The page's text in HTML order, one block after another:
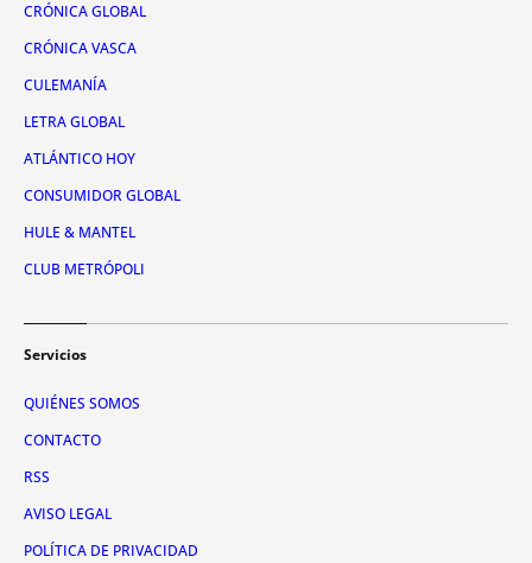
CRÓNICA GLOBAL
CRÓNICA VASCA
CULEMANÍA
LETRA GLOBAL
ATLÁNTICO HOY
CONSUMIDOR GLOBAL
HULE & MANTEL
CLUB METRÓPOLI
Servicios
QUIÉNES SOMOS
CONTACTO
RSS
AVISO LEGAL
POLÍTICA DE PRIVACIDAD